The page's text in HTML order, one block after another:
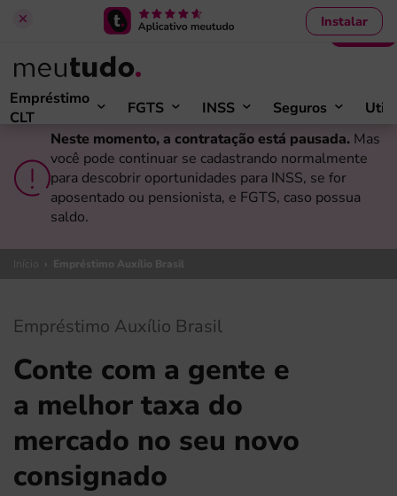
Instalar
Empréstimo
CLT
FGTS INSS Seguros
Entrar
Neste momento, a contratação está pausada. Mas
você pode continuar se cadastrando normalmente
para descobrir oportunidades para INSS, se for
aposentado ou pensionista, e FGTS, caso possua
saldo.
Início › Empréstimo Auxílio Brasil
Empréstimo Auxílio Brasil
Conte com a gente e
a melhor taxa do
mercado no seu novo
consignado